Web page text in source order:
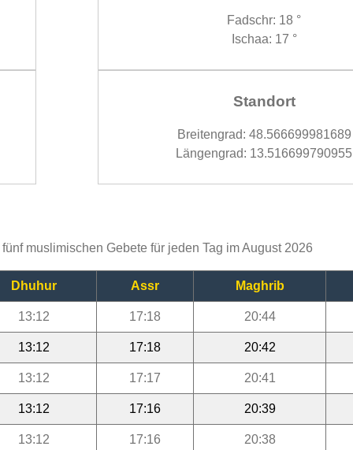
Fadschr: 18 °
Ischaa: 17 °
Standort
Breitengrad: 48.566699981689
Längengrad: 13.516699790955
muslimischen Gebete für jeden Tag im August 2026
Dhuhur Assr Maghrib
13:12 17:18 20:44
13:12 17:18 20:42
13:12 17:17 20:41
13:12 17:16 20:39
13:12 17:16 20:38